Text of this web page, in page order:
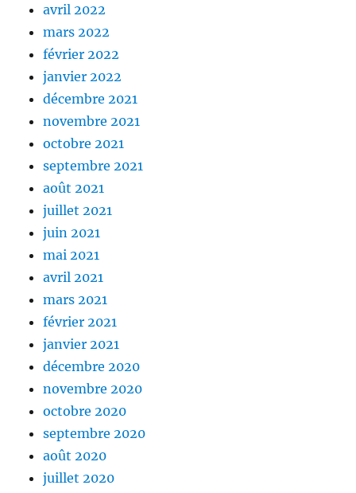
avril 2022
mars 2022
février 2022
janvier 2022
décembre 2021
novembre 2021
octobre 2021
septembre 2021
août 2021
juillet 2021
juin 2021
mai 2021
avril 2021
mars 2021
février 2021
janvier 2021
décembre 2020
novembre 2020
octobre 2020
septembre 2020
août 2020
juillet 2020